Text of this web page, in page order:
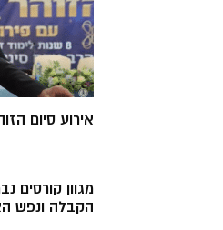
אירוע סיום
מגוון קורסים
הקבלה ונפש